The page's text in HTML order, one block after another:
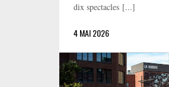
dix spectacles [...]
4 MAI 2026